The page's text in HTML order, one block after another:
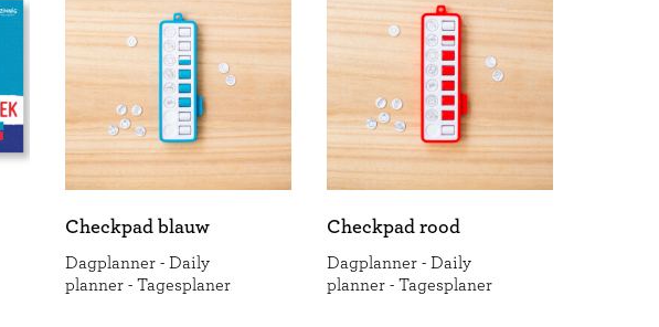
Checkpad blauw
Dagplanner - Daily
planner - Tagesplaner
Checkpad rood
Dagplanner - Daily
planner - Tagesplaner